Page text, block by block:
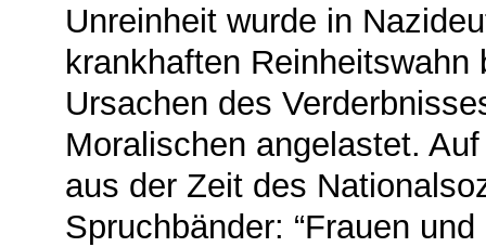
Unreinheit wurde in
krankhaften
Ursachen des
Moralischen angelastet.
aus der Zeit des
Spruchbänder: “Frauen